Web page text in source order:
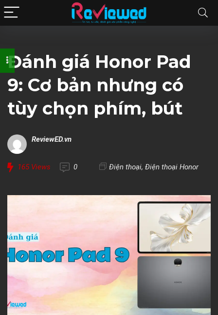
Đánh giá Honor Pad
9: Cơ bản nhưng có
tùy chọn phím, bút
ReviewED.vn
165Views 0 Điện thoại, Điện thoại Honor